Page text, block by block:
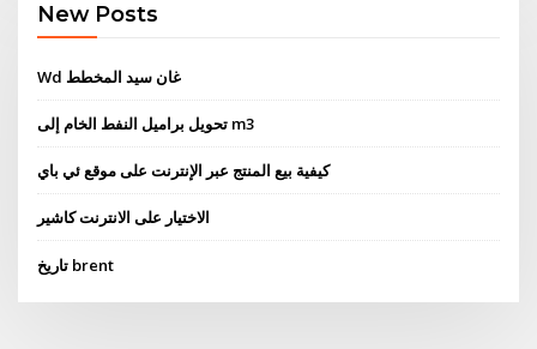
New Posts
Wd غان سيد المخطط
تحويل براميل النفط الخام إلى m3
كيفية بيع المنتج عبر الإنترنت على موقع ئي باي
الاختيار على الانترنت كاشير
تاريخ brent